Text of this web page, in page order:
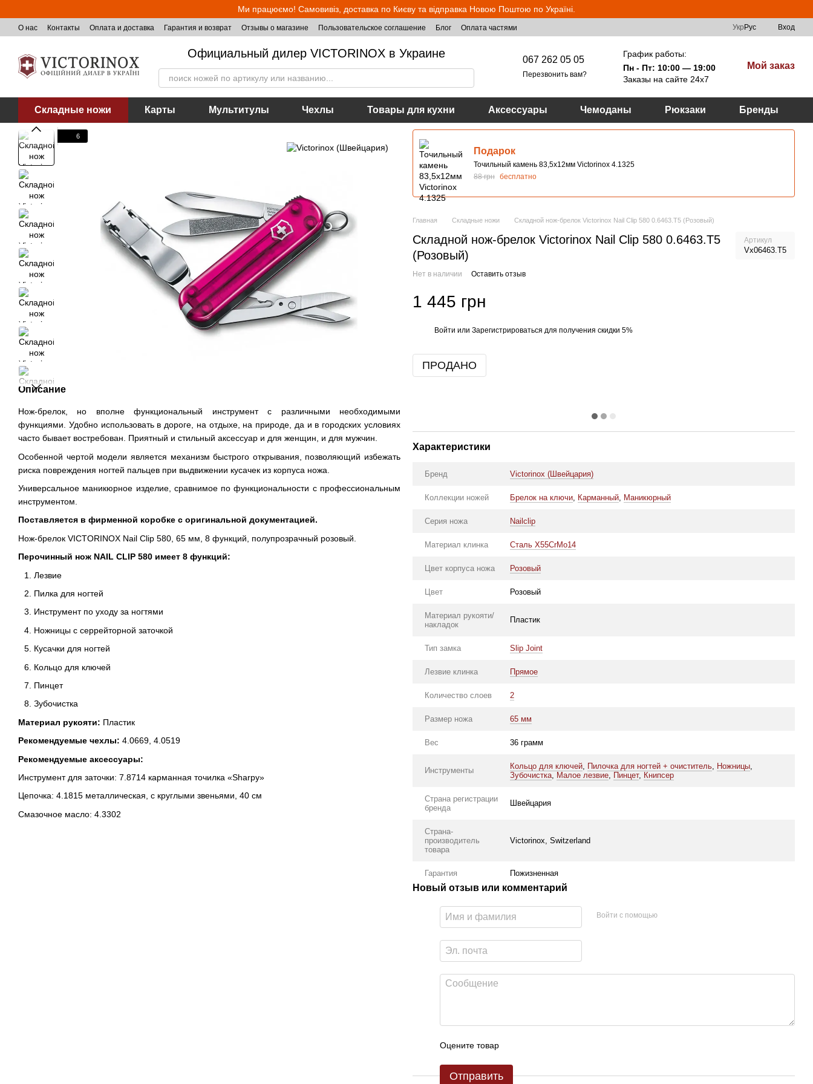
Ми працюємо! Самовивіз, доставка по Києву та відправка Новою Поштою по Україні.
О нас Контакты Оплата и доставка Гарантия и возврат Отзывы о магазине Пользовательское соглашение Блог Оплата частями Укр Рус Вход
Официальный дилер VICTORINOX в Украине 067 262 05 05
Перезвонить вам?
График работы:
Пн - Пт: 10:00 — 19:00
Заказы на сайте 24х7
Мой заказ
Складные ножи Карты Мультитулы Чехлы Товары для кухни Аксессуары Чемоданы Рюкзаки Бренды
6
Описание
Нож-брелок, но вполне функциональный инструмент с различными необходимыми
функциями. Удобно использовать в дороге, на отдыхе, на природе, да и в городских условиях
часто бывает востребован. Приятный и стильный аксессуар и для женщин, и для мужчин.
Особенной чертой модели является механизм быстрого открывания, позволяющий избежать
риска повреждения ногтей пальцев при выдвижении кусачек из корпуса ножа.
Универсальное маникюрное изделие, сравнимое по функциональности с профессиональным
инструментом.
Поставляется в фирменной коробке с оригинальной документацией.
Нож-брелок VICTORINOX Nail Clip 580, 65 мм, 8 функций, полупрозрачный розовый.
Перочинный нож NAIL CLIP 580 имеет 8 функций:
Лезвие
Пилка для ногтей
Инструмент по уходу за ногтями
Ножницы с серрейторной заточкой
Кусачки для ногтей
Кольцо для ключей
Пинцет
Зубочистка
Материал рукояти: Пластик
Рекомендуемые чехлы: 4.0669, 4.0519
Рекомендуемые аксессуары:
Инструмент для заточки: 7.8714 карманная точилка «Sharpy»
Цепочка: 4.1815 металлическая, с круглыми звеньями, 40 см
Смазочное масло: 4.3302
Подарок
Точильный камень 83,5х12мм Victorinox 4.1325
88 грн бесплатно
Главная Складные ножи Складной нож-брелок Victorinox Nail Clip 580 0.6463.T5 (Розовый)
Складной нож-брелок Victorinox Nail Clip 580 0.6463.T5
(Розовый)
Артикул
Vx06463.T5
Нет в наличии Оставить отзыв
1 445 грн
Войти или Зарегистрироваться для получения скидки 5%
ПРОДАНО
Характеристики
Бренд Victorinox (Швейцария)
Коллекции ножей Брелок на ключи, Карманный, Маникюрный
Серия ножа Nailclip
Материал клинка Сталь X55CrMo14
Цвет корпуса ножа Розовый
Цвет Розовый
Материал рукояти/
накладок
Пластик
Тип замка Slip Joint
Лезвие клинка Прямое
Количество слоев 2
Размер ножа 65 мм
Вес 36 грамм
Инструменты Кольцо для ключей, Пилочка для ногтей + очиститель, Ножницы,
Зубочистка, Малое лезвие, Пинцет, Книпсер
Страна регистрации
бренда
Швейцария
Страна-
производитель
товара
Victorinox, Switzerland
Гарантия Пожизненная
Новый отзыв или комментарий
Войти с помощью
Оцените товар
Отправить